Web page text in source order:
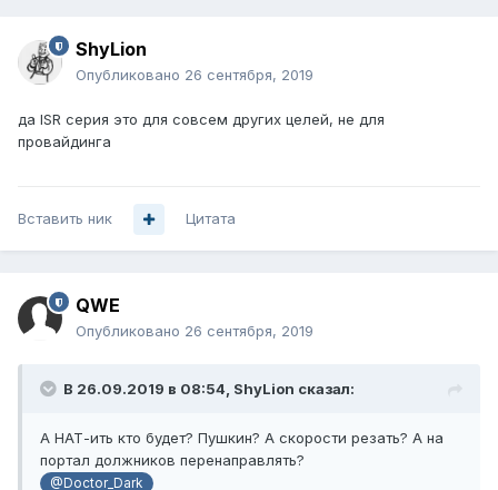
ShyLion
Опубликовано 26 сентября, 2019
да ISR серия это для совсем других целей, не для
провайдинга
Вставить ник Цитата
QWE
Опубликовано 26 сентября, 2019
В 26.09.2019 в 08:54, ShyLion сказал:
А НАТ-ить кто будет? Пушкин? А скорости резать? А на
портал должников перенаправлять?
@Doctor_Dark